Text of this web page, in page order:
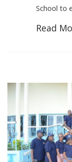
School to
Read